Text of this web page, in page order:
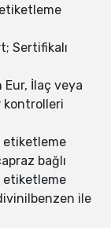
Sertifikalı
Eur, İlaç veya
kontrolleri
etiketleme
bağlı
etiketleme
ile